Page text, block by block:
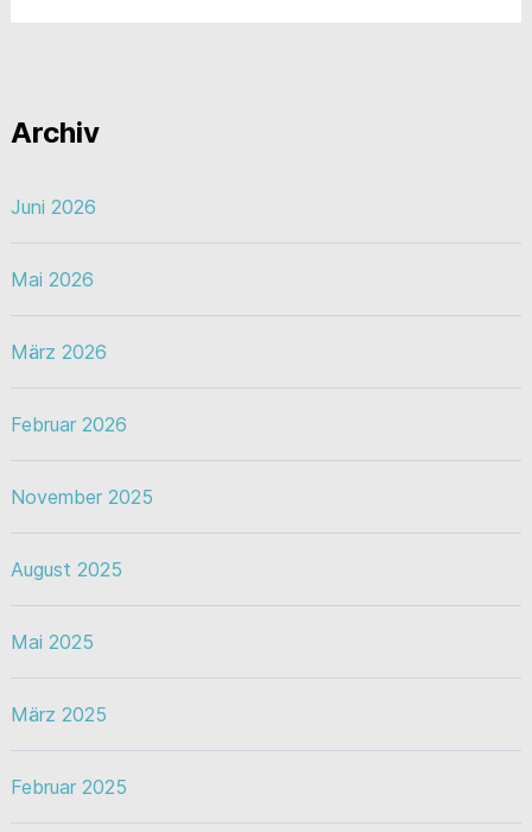
Archiv
Juni 2026
Mai 2026
März 2026
Februar 2026
November 2025
August 2025
Mai 2025
März 2025
Februar 2025